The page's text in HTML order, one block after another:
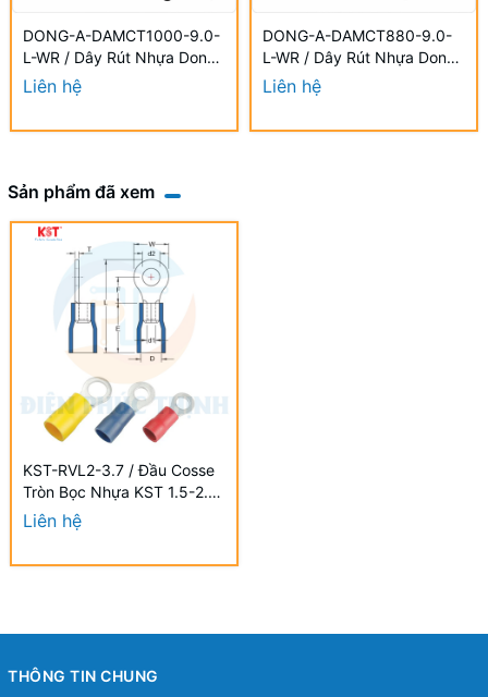
DONG-A-DAMCT1000-9.0-
L-WR / Dây Rút Nhựa Dong-
A 9.0×1000mm Chống UV
Liên hệ
DONG-A-DAMCT880-9.0-
L-WR / Dây Rút Nhựa Dong-
A 9.0×880mm Chống UV
Liên hệ
Sản phẩm đã xem
KST-RVL2-3.7 / Đầu Cosse
Tròn Bọc Nhựa KST 1.5-2.5
mm2 (100 Cái/Bịch) -
VINYL- INSULATED RING
Liên hệ
THÔNG TIN CHUNG